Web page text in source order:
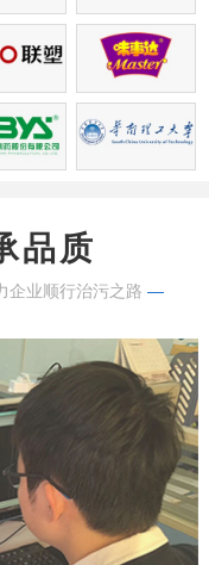
品质
企业顺行治污之路 —